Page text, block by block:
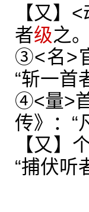
【又】
者级之
③<名>
“斩一首
④<量>
传》：“
【又】
“捕伏听